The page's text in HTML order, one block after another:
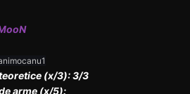
(x/3): 3/3
arme (x/5):